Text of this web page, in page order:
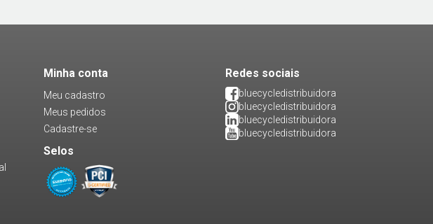
Minha conta
Meu cadastro
Meus pedidos
Cadastre-se
Selos
Redes sociais
bluecycledistribuidora
bluecycledistribuidora
bluecycledistribuidora
bluecycledistribuidora